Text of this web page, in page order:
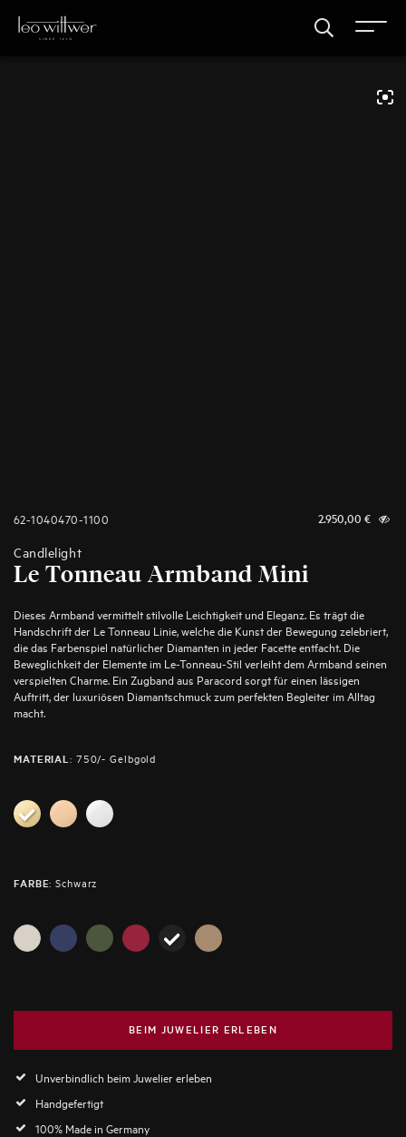
62-1040470-1100 2.950,00 €
Candlelight
Le Tonneau Armband Mini
Dieses Armband vermittelt stilvolle Leichtigkeit und Eleganz. Es trägt die
Handschrift der Le Tonneau Linie, welche die Kunst der Bewegung zelebriert,
die das Farbenspiel natürlicher Diamanten in jeder Facette entfacht. Die
Beweglichkeit der Elemente im Le-Tonneau-Stil verleiht dem Armband seinen
verspielten Charme. Ein Zugband aus Paracord sorgt für einen lässigen
Auftritt, der luxuriösen Diamantschmuck zum perfekten Begleiter im Alltag
macht.
MATERIAL: 750/- Gelbgold
FARBE: Schwarz
BEIM JUWELIER ERLEBEN
Unverbindlich beim Juwelier erleben
Handgefertigt
100% Made in Germany